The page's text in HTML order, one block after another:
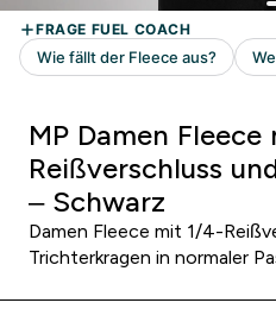
MP Damen
Reißverschluss
– Schwarz
Damen Fleece mit 1/4-
Trichterkragen in normaler